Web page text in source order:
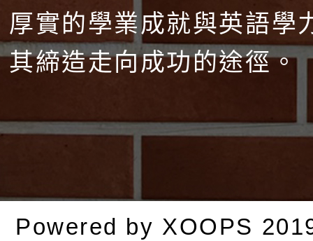
厚實的學業成就與英語學
其締造走向成功的途徑。
Powered by XOOPS